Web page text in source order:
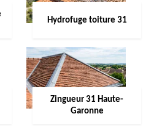
Hydrofuge toiture 31
Zingueur 31 Haute-
Garonne